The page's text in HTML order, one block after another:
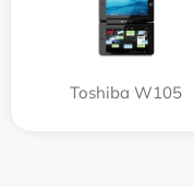
Toshiba W105